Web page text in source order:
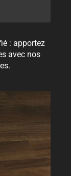
: apportez
avec nos